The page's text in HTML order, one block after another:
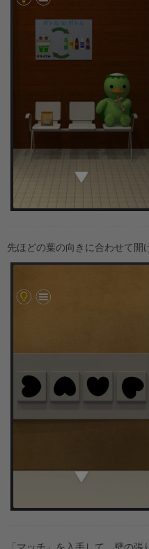
先ほどの葉の向きに合わせて開
「マッチ」を入手して、壁の張